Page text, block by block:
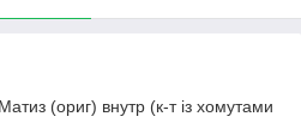
(ориг) внутр (к-т із хомутами